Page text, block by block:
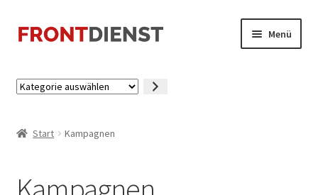
Zur
Navigation
Zum
Inhalt
Menü
Kategorie
Start Kampagnen